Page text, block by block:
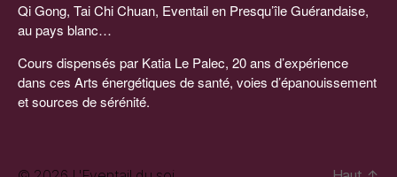
Qi Gong, Tai Chi Chuan, Eventail en Presqu’île Guérandaise,
au pays blanc…
Cours dispensés par Katia Le Palec, 20 ans d’expérience
dans ces Arts énergétiques de santé, voies d’épanouissement
et sources de sérénité.